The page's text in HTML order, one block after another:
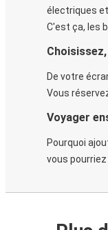
électriques et
C'est ça, les
De votre
Vous
Voyager
Pourquoi
vous